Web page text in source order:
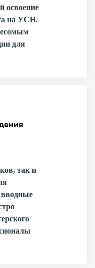
освоение
на УСН.
для
так и